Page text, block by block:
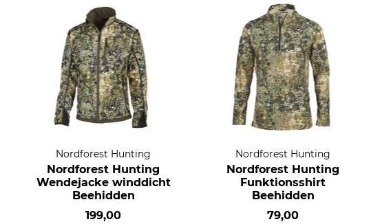
Nordforest Hunting
Nordforest Hunting
Wendejacke winddicht
Beehidden
199,00
Nordforest Hunting
Nordforest Hunting
Funktionsshirt
Beehidden
79,00